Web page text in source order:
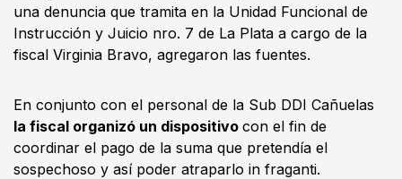
una denuncia que tramita en la Unidad Funcional de
Instrucción y Juicio nro. 7 de La Plata a cargo de la
fiscal Virginia Bravo, agregaron las fuentes.
En conjunto con el personal de la Sub DDI Cañuelas
la fiscal organizó un dispositivo con el fin de
coordinar el pago de la suma que pretendía el
sospechoso y así poder atraparlo in fraganti.